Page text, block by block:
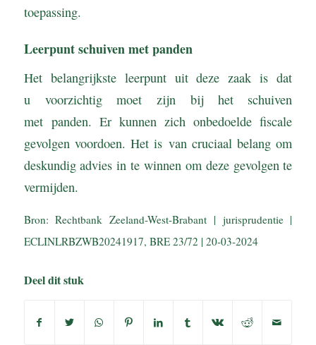
toepassing.
Leerpunt schuiven met panden
Het belangrijkste leerpunt uit deze zaak is dat
u voorzichtig moet zijn bij het schuiven
met panden. Er kunnen zich onbedoelde fiscale
gevolgen voordoen. Het is van cruciaal belang om
deskundig advies in te winnen om deze gevolgen te
vermijden.
Bron: Rechtbank Zeeland-West-Brabant | jurisprudentie |
ECLINLRBZWB20241917, BRE 23/72 | 20-03-2024
Deel dit stuk